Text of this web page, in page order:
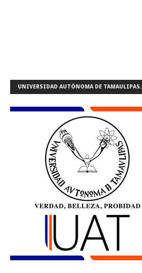
UNIVERSIDAD AUTÓNOMA DE TAMAULIPAS.